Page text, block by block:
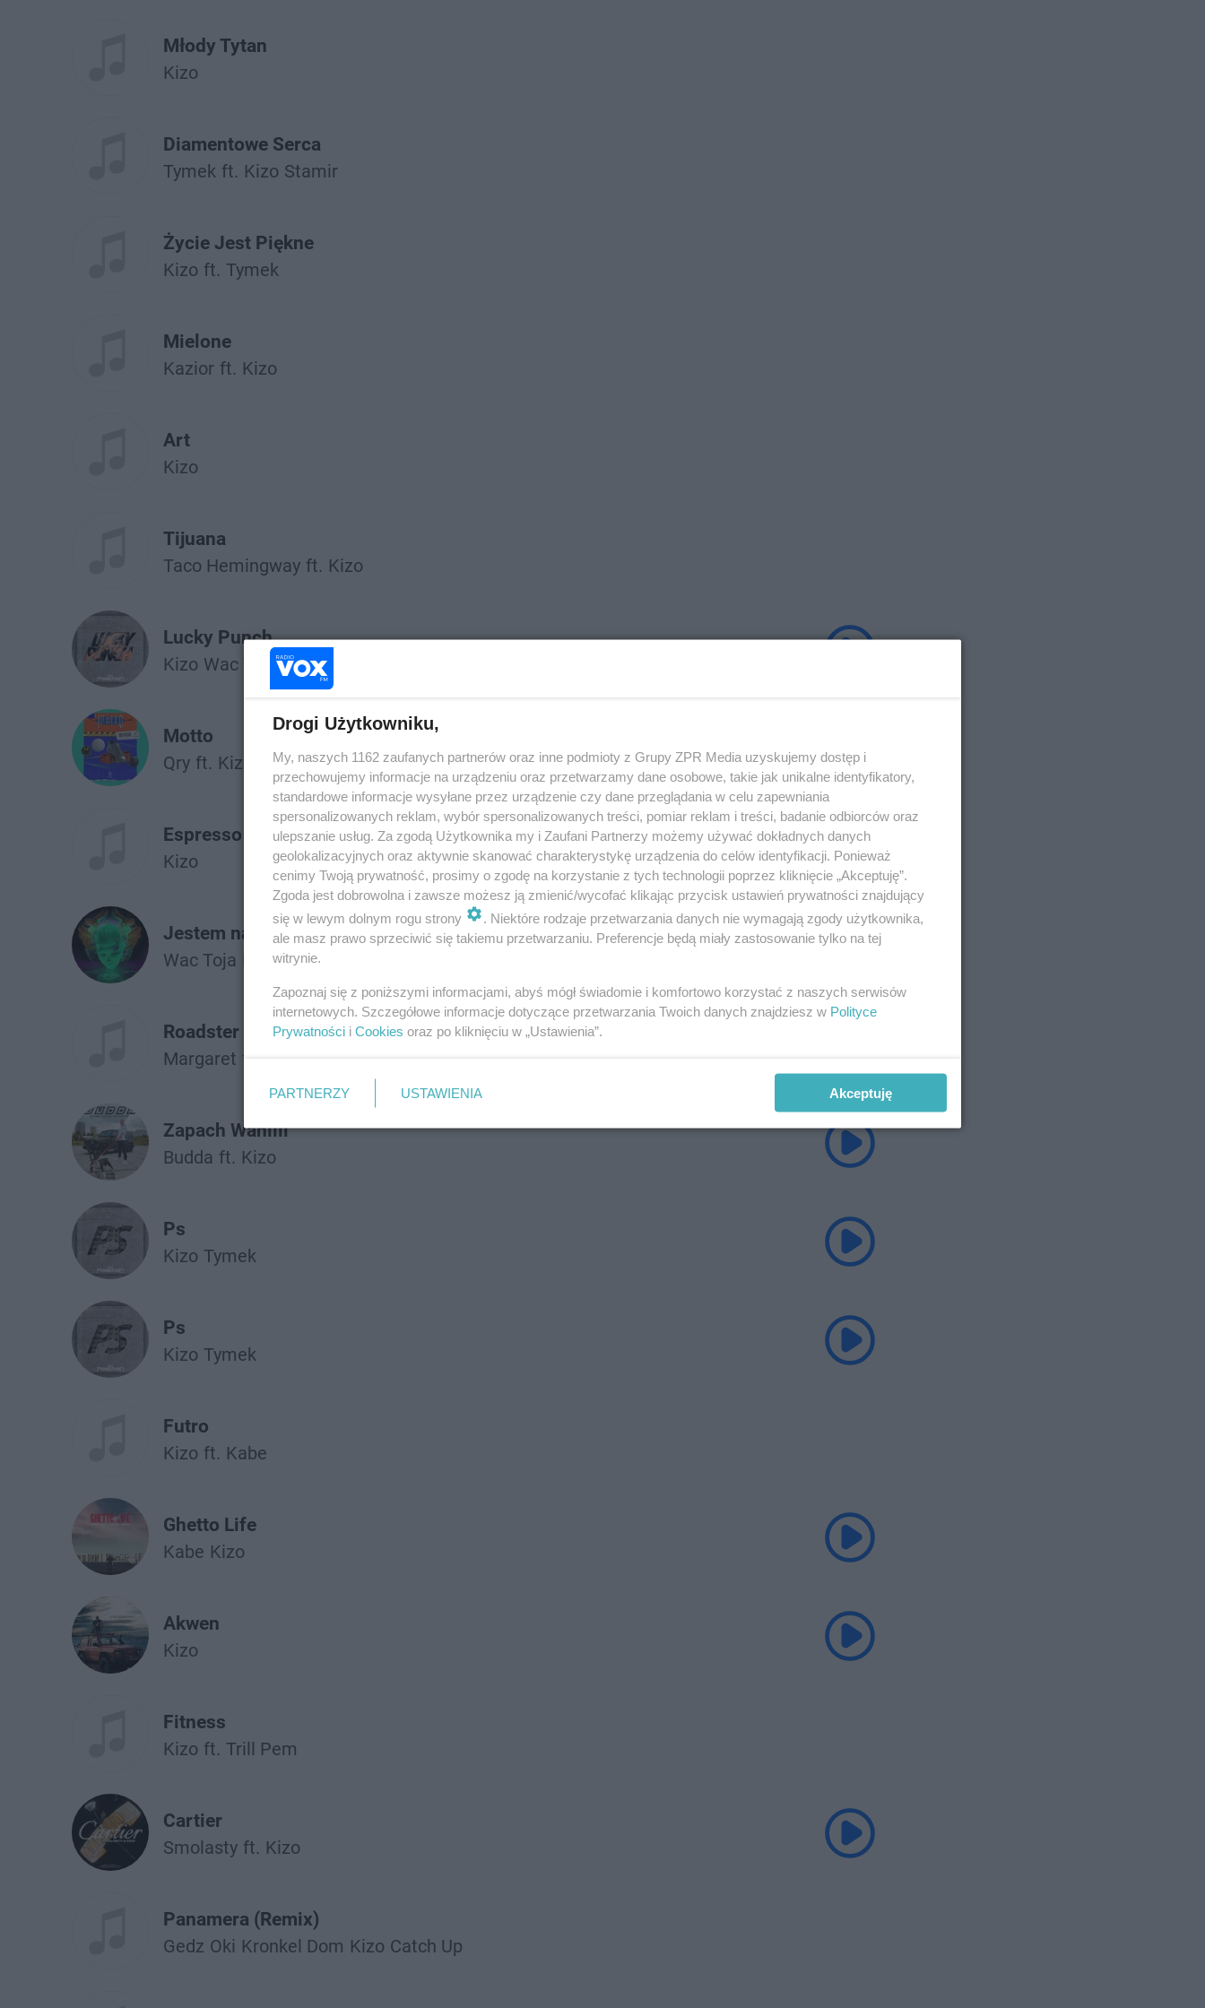
Młody Tytan
Kizo
Diamentowe Serca
Tymek ft. Kizo Stamir
Życie Jest Piękne
Kizo ft. Tymek
Mielone
Kazior ft. Kizo
Art
Kizo
Tijuana
Taco Hemingway ft. Kizo
Lucky Punch
Kizo Wac Toja
Motto
Qry ft. Kizo
Espresso (Prod. Møji)
Kizo
Jestem na Tak
Wac Toja
Kizo
Roadster
Margaret ft.
Zapach Wanilii
Budda ft. Kizo
Ps
Kizo Tymek
Ps
Kizo Tymek
Futro
Kizo ft. Kabe
Ghetto Life
Kabe Kizo
Akwen
Kizo
Fitness
Kizo ft. Trill Pem
Cartier
Smolasty ft. Kizo
Panamera (Remix)
Gedz Oki Kronkel Dom Kizo Catch Up
Drogi Użytkowniku,
My, naszych 1162 zaufanych partnerów oraz inne podmioty z Grupy ZPR Media uzyskujemy dostęp i
przechowujemy informacje na urządzeniu oraz przetwarzamy dane osobowe, takie jak unikalne identyfikatory,
standardowe informacje wysyłane przez urządzenie czy dane przeglądania w celu zapewniania
spersonalizowanych reklam, wybór spersonalizowanych treści, pomiar reklam i treści, badanie odbiorców oraz
ulepszanie usług. Za zgodą Użytkownika my i Zaufani Partnerzy możemy używać dokładnych danych
geolokalizacyjnych oraz aktywnie skanować charakterystykę urządzenia do celów identyfikacji. Ponieważ
cenimy Twoją prywatność, prosimy o zgodę na korzystanie z tych technologii poprzez kliknięcie „Akceptuję”.
Zgoda jest dobrowolna i zawsze możesz ją zmienić/wycofać klikając przycisk ustawień prywatności znajdujący
się w lewym dolnym rogu strony
. Niektóre rodzaje przetwarzania danych nie wymagają zgody użytkownika,
ale masz prawo sprzeciwić się takiemu przetwarzaniu. Preferencje będą miały zastosowanie tylko na tej
witrynie.
Zapoznaj się z poniższymi informacjami, abyś mógł świadomie i komfortowo korzystać z naszych serwisów
internetowych. Szczegółowe informacje dotyczące przetwarzania Twoich danych znajdziesz w Polityce
Prywatności i Cookies oraz po kliknięciu w „Ustawienia”.
PARTNERZY USTAWIENIA Akceptuję